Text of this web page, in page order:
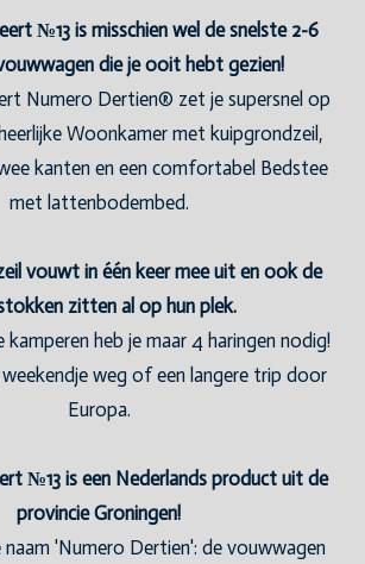
№13 is misschien wel de snelste 2-6
die je ooit hebt gezien!
Numero Dertien® zet je supersnel op
Woonkamer met kuipgrondzeil,
kanten en een comfortabel Bedstee
met lattenbodembed.
vouwt in één keer mee uit en ook de
zitten al op hun plek.
kamperen heb je maar 4 haringen nodig!
weekendje weg of een langere trip door
Europa.
№13 is een Nederlands product uit de
provincie Groningen!
'Numero Dertien': de vouwwagen